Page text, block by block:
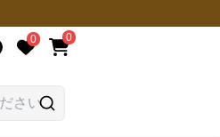
0 0